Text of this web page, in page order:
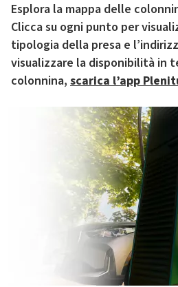
Esplora la mappa delle
Clicca su ogni punto per
tipologia della presa e
visualizzare la disponibilità in
colonnina, scarica l’app